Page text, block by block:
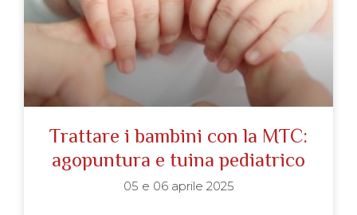
Trattare i bambini con la MTC:
agopuntura e tuina pediatrico
05 e 06 aprile 2025